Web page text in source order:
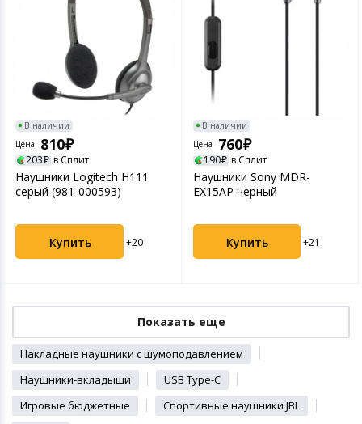
В наличии
Цена
810
203 в Сплит
Наушники Logitech H111
серый (981-000593)
Купить +20
В наличии
Цена
760
190 в Сплит
Наушники Sony MDR-
EX15AP черный
Купить +21
Показать еще
Накладные наушники с шумоподавлением
Наушники-вкладыши
USB Type-C
Игровые бюджетные
Спортивные наушники JBL